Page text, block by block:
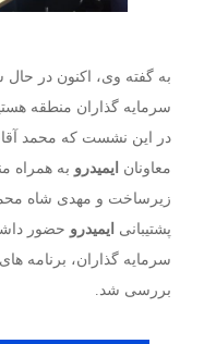
به گفته وی، اکنون در
سرمایه گذاران منطقه
در این نشست که محمد
معاونان ایمیدرو به همراه
زیرساخت و مهدی شاه
پشتیبانی ایمیدرو حضور
سرمایه گذاران، برنامه
بررسی شد.